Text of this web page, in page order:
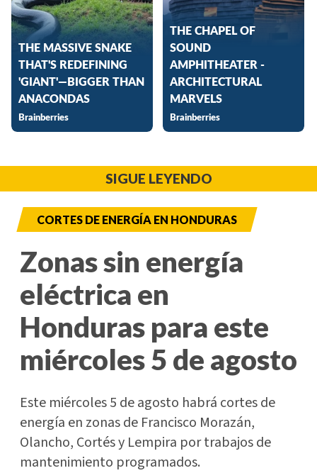
SIGUE LEYENDO
CORTES DE ENERGÍA EN HONDURAS
Zonas sin energía
eléctrica en
Honduras para este
miércoles 5 de agosto
Este miércoles 5 de agosto habrá cortes de
energía en zonas de Francisco Morazán,
Olancho, Cortés y Lempira por trabajos de
mantenimiento programados.